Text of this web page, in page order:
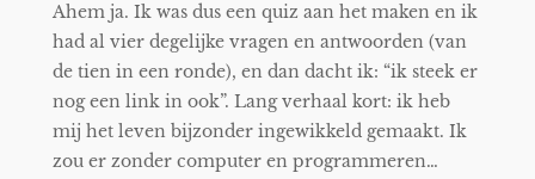
Ahem ja. Ik was dus een quiz aan het maken en ik
had al vier degelijke vragen en antwoorden (van
de tien in een ronde), en dan dacht ik: “ik steek er
nog een link in ook”. Lang verhaal kort: ik heb
mij het leven bijzonder ingewikkeld gemaakt. Ik
zou er zonder computer en programmeren…